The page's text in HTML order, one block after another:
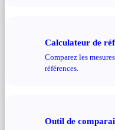
Calculateur de
Comparez les
références.
Outil de